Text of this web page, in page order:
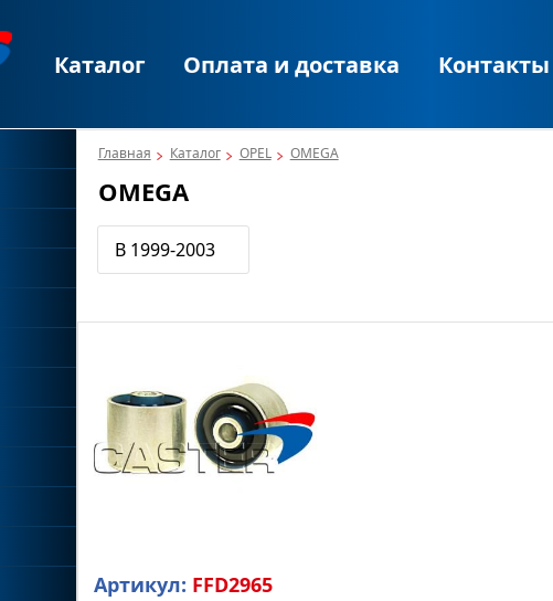
Каталог Оплата и доставка Контакты
Главная Каталог OPEL OMEGA
OMEGA
B 1999-2003
Артикул: FFD2965